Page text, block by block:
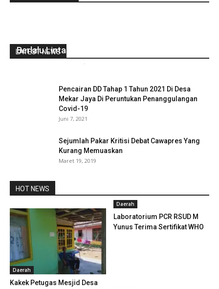
LATEST NEWS
Berlalu Lintas
-
Pencairan DD Tahap 1 Tahun 2021 Di Desa
Mekar Jaya Di Peruntukan Penanggulangan
Covid-19
Juni 7, 2021
Sejumlah Pakar Kritisi Debat Cawapres Yang
Kurang Memuaskan
Maret 19, 2019
HOT NEWS
Daerah
Kakek Petugas Mesjid Desa
Daerah
Laboratorium PCR RSUD M
Yunus Terima Sertifikat WHO